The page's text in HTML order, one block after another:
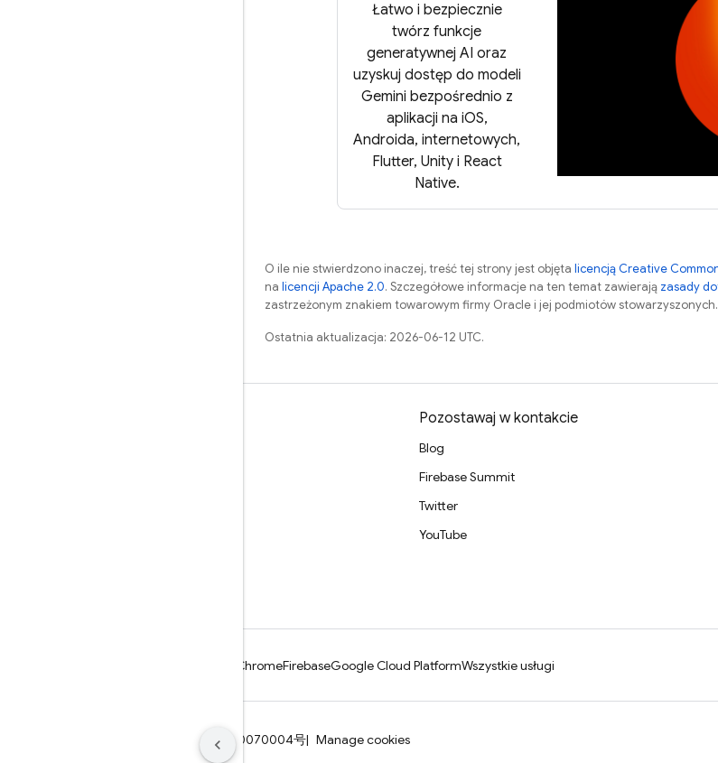
Łatwo i bezpiecznie
twórz funkcje
generatywnej AI oraz
uzyskuj dostęp do modeli
Gemini bezpośrednio z
aplikacji na iOS,
Androida, internetowych,
Flutter, Unity i React
Native.
O ile nie stwierdzono inaczej, treść tej strony jest objęta licencją Creative
na licencji Apache 2.0. Szczegółowe informacje na ten temat zawierają zasady
zastrzeżonym znakiem towarowym firmy Oracle i jej podmiotów stowarzyszonych.
Ostatnia aktualizacja: 2026-06-12 UTC.
Pozostawaj w kontakcie
Blog
Firebase Summit
Twitter
YouTube
ChromeFirebaseGoogle Cloud PlatformWszystkie usługi
ICP证合字B2-20070004号 Manage cookies